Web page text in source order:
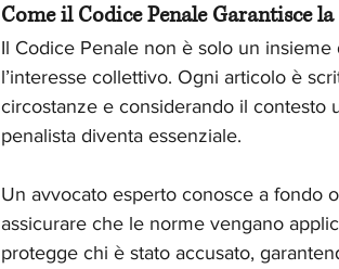
Come il Codice Penale Garantisce
Il Codice Penale non è solo un
l’interesse collettivo. Ogni articolo è
circostanze e considerando il contesto
penalista diventa essenziale.
Un avvocato esperto conosce a fondo
assicurare che le norme vengano
protegge chi è stato accusato,